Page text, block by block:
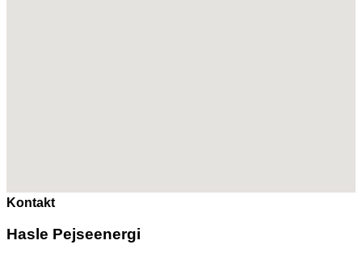
Kontakt
Hasle Pejseenergi